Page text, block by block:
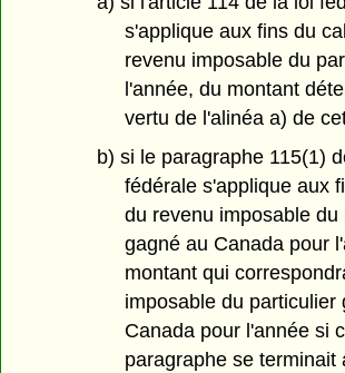
s'applique aux fins du
revenu imposable du
l'année, du montant
vertu de l'alinéa a) de
b) si le paragraphe 115(1)
fédérale s'applique aux
du revenu imposable du
gagné au Canada pour
montant qui
imposable du particulier
Canada pour l'année si
paragraphe se terminait